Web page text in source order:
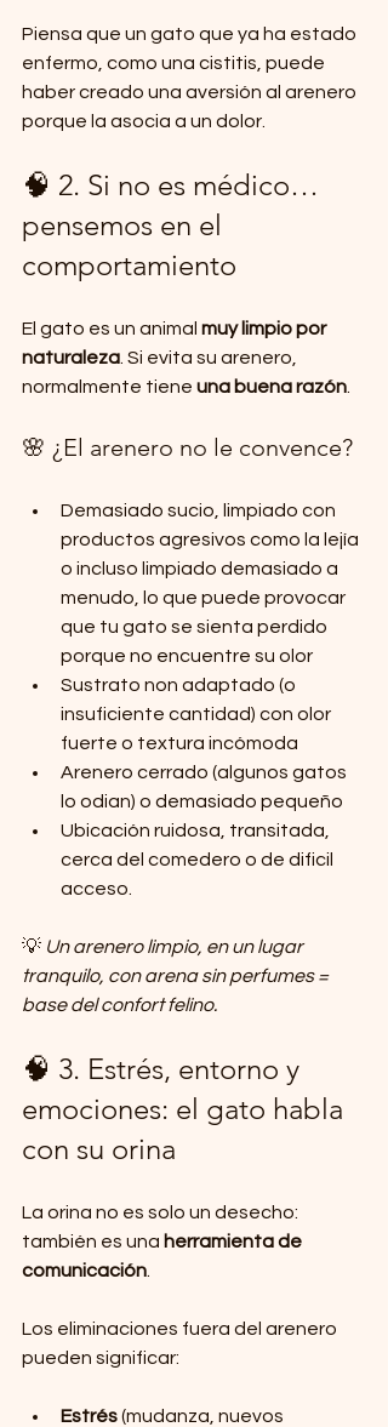
Piensa que un gato que ya ha estado
enfermo, como una cistitis, puede
haber creado una aversión al arenero
porque la asocia a un dolor.
🧠 2. Si no es médico…
pensemos en el
comportamiento
El gato es un animal muy limpio por
naturaleza . Si evita su arenero,
normalmente tiene una buena razón
🌸 ¿El arenero no le convence?
Demasiado sucio, limpiado con
productos agresivos como la lejía
o incluso limpiado demasiado a
menudo, lo que puede provocar
que tu gato se sienta perdido
porque no encuentre su olor
Sustrato non adaptado (o
insuficiente cantidad) con olor
fuerte o textura incómoda
Arenero cerrado (algunos gatos
lo odian) o demasiado pequeño
Ubicación ruidosa, transitada,
cerca del comedero o de dificil
acceso.
💡 Un arenero limpio, en un lugar
tranquilo, con arena sin perfumes =
base del confort felino.
🧠 3. Estrés, entorno y
emociones: el gato habla
con su orina
La orina no es solo un desecho:
también es una herramienta de
comunicación
Los eliminaciones fuera del arenero
pueden significar:
Estrés (mudanza, nuevos